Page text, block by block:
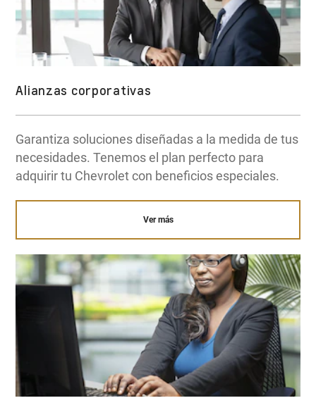
Alianzas corporativas
Garantiza soluciones diseñadas a la medida de tus
necesidades. Tenemos el plan perfecto para
adquirir tu Chevrolet con beneficios especiales.
Ver más